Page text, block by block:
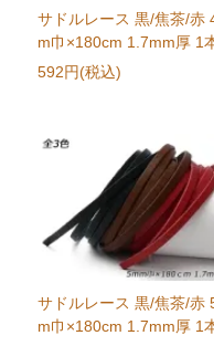
サドルレース 黒/焦茶/赤
m巾×180cm 1.7mm厚 1
592円(税込)
サドルレース 黒/焦茶/赤
m巾×180cm 1.7mm厚 1